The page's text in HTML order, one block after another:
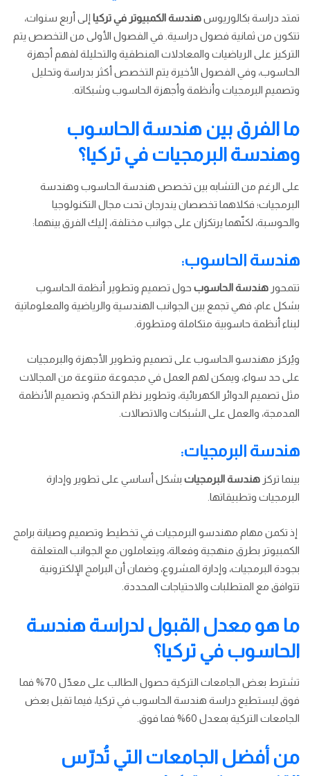
تمتد دراسة بكالوريوسهندسة الكمبيوتر في تركيا إلى أربع سنوات،
تتكون من ثمانية فصول دراسية. في الفصول الأولى من التخصص يتم
التركيز على الرياضيات والمعادلات المنطقية والتحليلة لفهم أجهزة
الحاسوب، وفي الفصول الأخيرة يتم التخصص أكثر بدراسة وتحليل
وتصميم البرمجيات وأنظمة وأجهزة الحاسوب وشبكاته.
ما الفرق بين هندسة الحاسوب
وهندسة البرمجيات في تركيا؟
على الرغم من التشابه بين تخصص هندسة الحاسوب وهندسة
البرمجيات؛ فكلاهما تخصصان يندرجان تحت مجال التكنولوجيا
والحوسبة، لكنّهما يرتكزان على جوانب مختلفة، إليك الفرق بينهما:
هندسة الحاسوب:
تتمحور هندسة الحاسوب حول تصميم وتطوير أنظمة الحاسوب
بشكل عام، فهي تجمع بين الجوانب الهندسية والرياضية والمعلوماتية
لبناء أنظمة حاسوبية متكاملة ومتطورة.
ويُركز مهندسو الحاسوب على تصميم وتطوير الأجهزة والبرمجيات
على حد سواء، ويمكن لهم العمل في مجموعة متنوعة من المجالات
مثل تصميم الدوائر الكهربائية، وتطوير نظم التحكم، وتصميم الأنظمة
المدمجة، والعمل على الشبكات والاتصالات.
هندسة البرمجيات:
بينما تركز هندسة البرمجيات بشكل أساسي على تطوير وإدارة
البرمجيات وتطبيقاتها.
إذ تكمن مهام مهندسو البرمجيات في تخطيط وتصميم وصيانة برامج
الكمبيوتر بطرق منهجية وفعالة، ويتعاملون مع الجوانب المتعلقة
بجودة البرمجيات، وإدارة المشروع، وضمان أن البرامج الإلكترونية
تتوافق مع المتطلبات والاحتياجات المحددة.
ما هو معدل القبول لدراسة هندسة
الحاسوب في تركيا؟
تشترط بعض الجامعات التركية حصول الطالب على معدّل 70% فما
فوق ليستطيع دراسة هندسة الحاسوب في تركيا، فيما تقبل بعض
الجامعات التركية بمعدل 60% فما فوق.
من أفضل الجامعات التي تُدرّس